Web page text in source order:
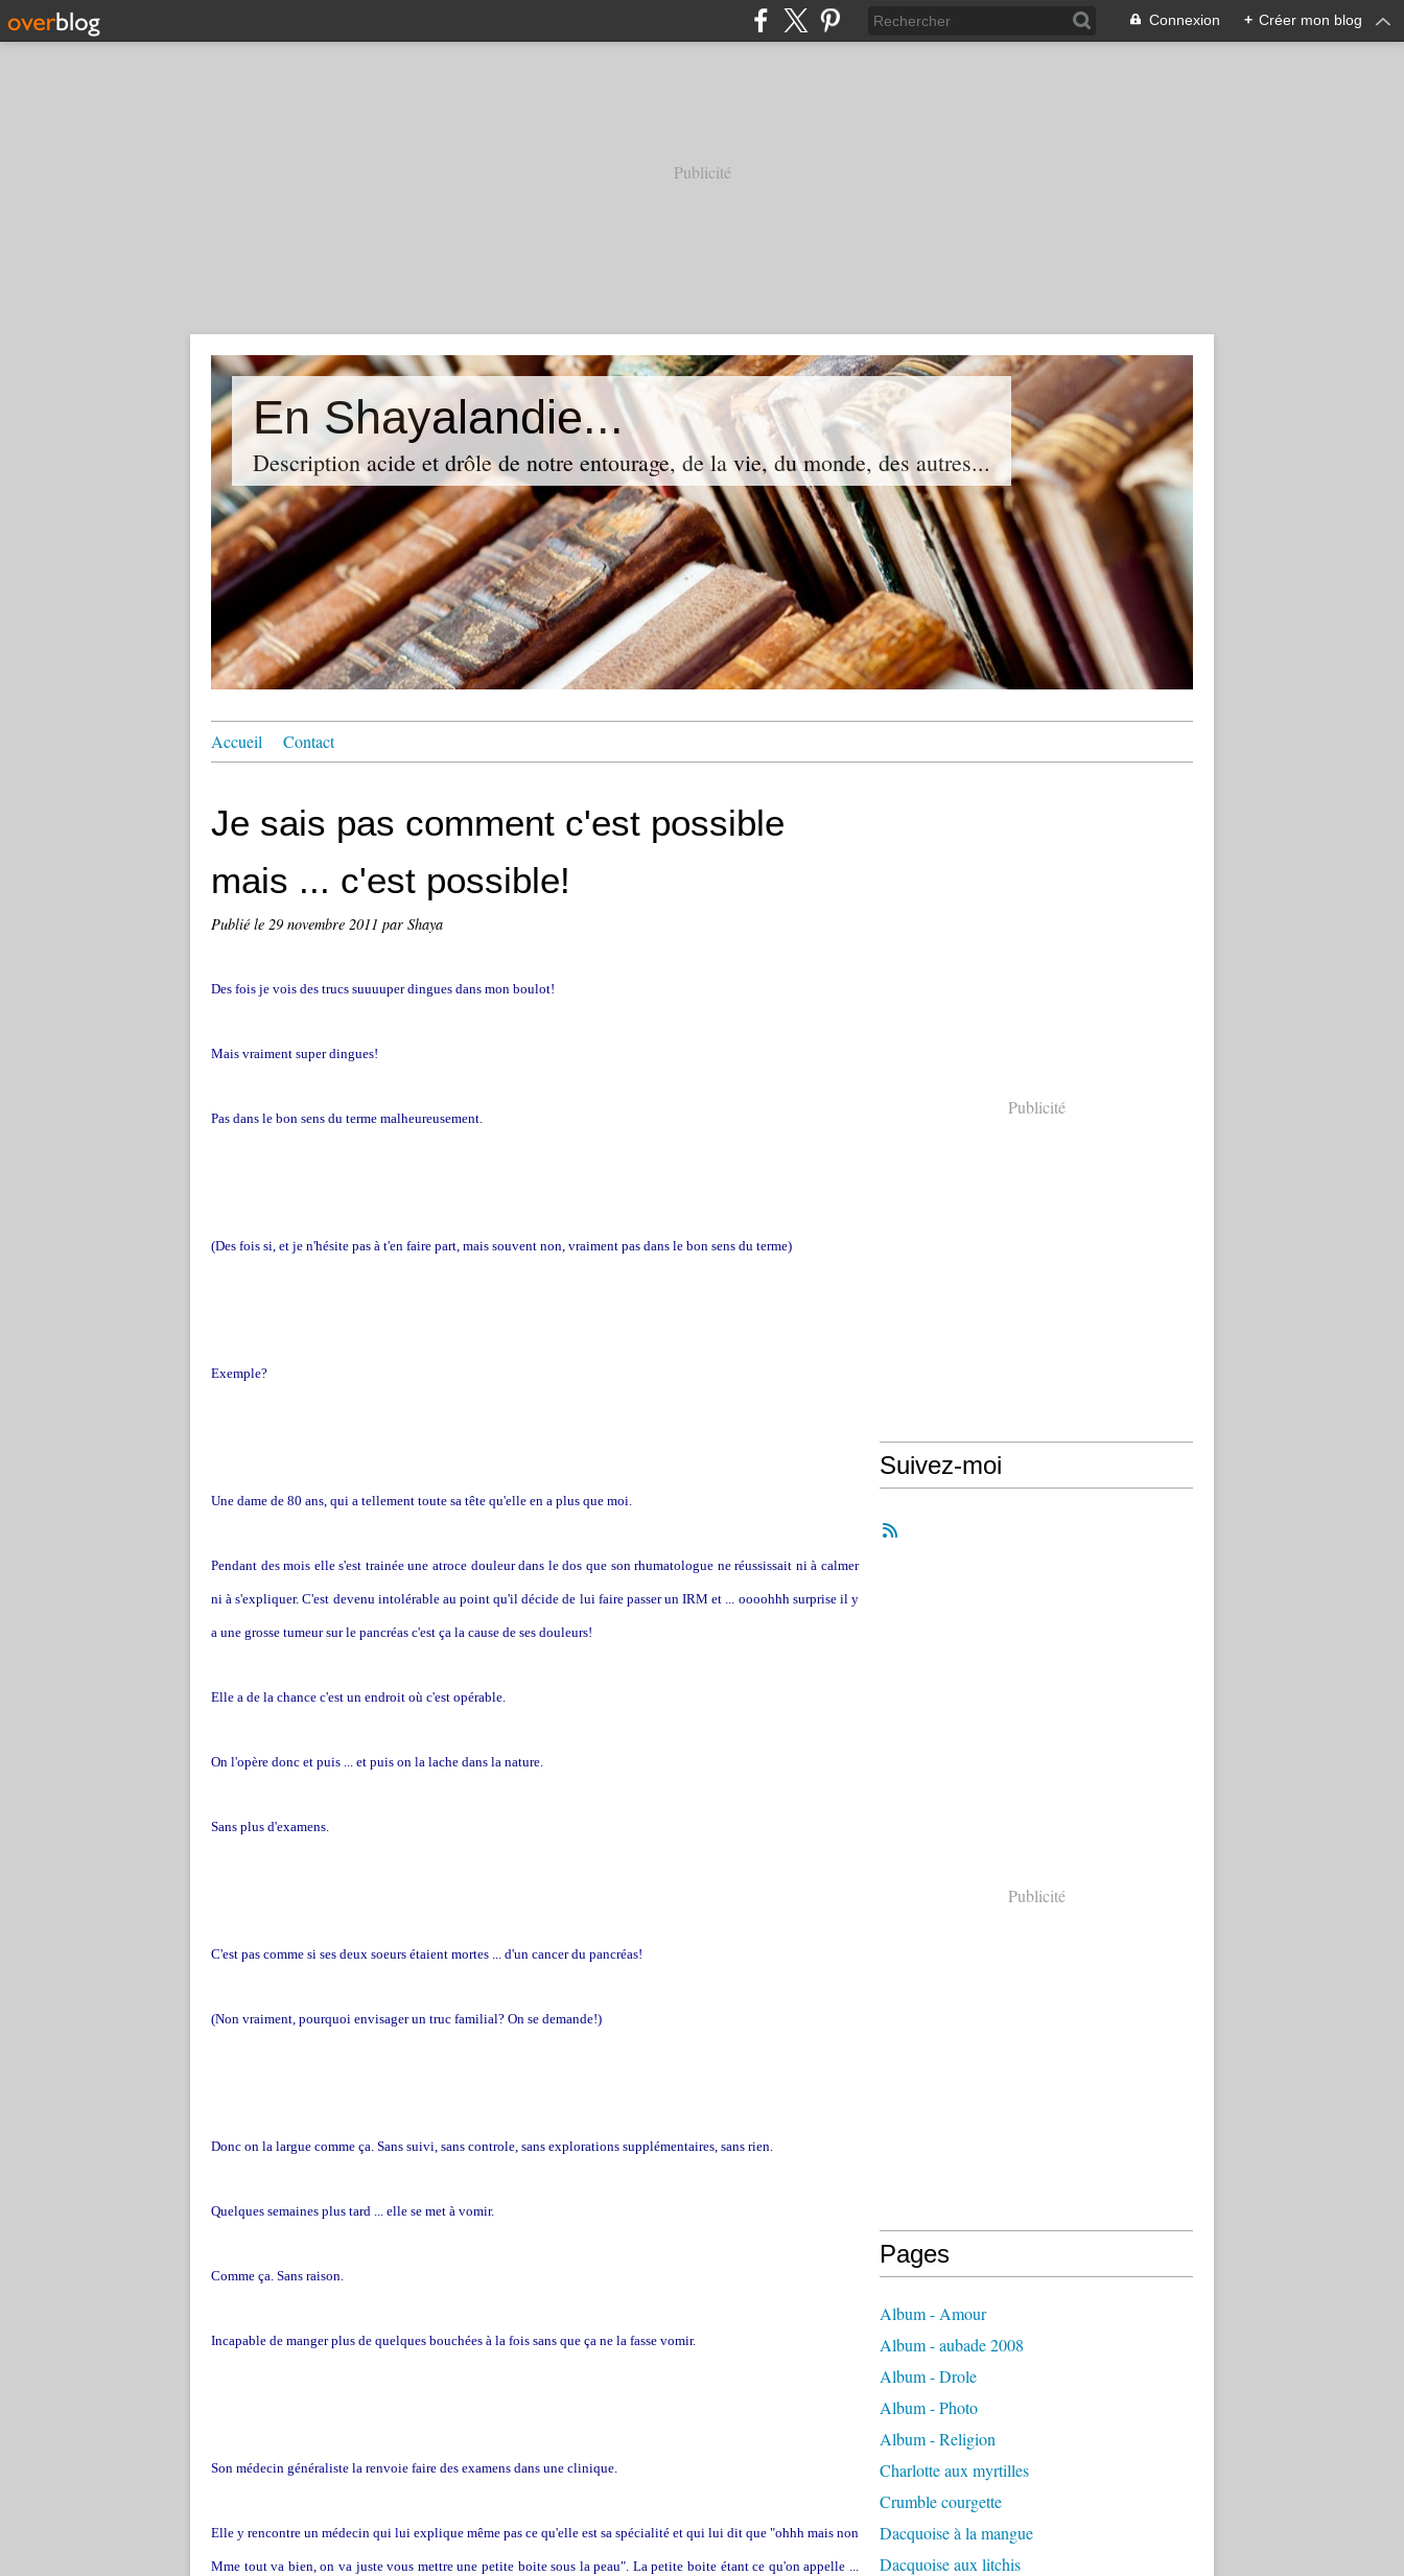
Connexion + Créer mon blog
Publicité
En Shayalandie...
Description acide et drôle de notre entourage, de la vie, du monde, des autres...
Accueil Contact
Je sais pas comment c'est possible
mais ... c'est possible!
Publié le 29 novembre 2011 par Shaya
Des fois je vois des trucs suuuuper dingues dans mon boulot!
Mais vraiment super dingues!
Pas dans le bon sens du terme malheureusement.
(Des fois si, et je n'hésite pas à t'en faire part, mais souvent non, vraiment pas dans le bon sens du terme)
Exemple?
Une dame de 80 ans, qui a tellement toute sa tête qu'elle en a plus que moi.
Pendant des mois elle s'est trainée une atroce douleur dans le dos que son rhumatologue ne réussissait ni à calmer
ni à s'expliquer. C'est devenu intolérable au point qu'il décide de lui faire passer un IRM et ... oooohhh surprise il y
a une grosse tumeur sur le pancréas c'est ça la cause de ses douleurs!
Elle a de la chance c'est un endroit où c'est opérable.
On l'opère donc et puis ... et puis on la lache dans la nature.
Sans plus d'examens.
C'est pas comme si ses deux soeurs étaient mortes ... d'un cancer du pancréas!
(Non vraiment, pourquoi envisager un truc familial? On se demande!)
Donc on la largue comme ça. Sans suivi, sans controle, sans explorations supplémentaires, sans rien.
Quelques semaines plus tard ... elle se met à vomir.
Comme ça. Sans raison.
Incapable de manger plus de quelques bouchées à la fois sans que ça ne la fasse vomir.
Son médecin généraliste la renvoie faire des examens dans une clinique.
Elle y rencontre un médecin qui lui explique même pas ce qu'elle est sa spécialité et qui lui dit que "ohhh mais non
Mme tout va bien, on va juste vous mettre une petite boite sous la peau". La petite boite étant ce qu'on appelle ...
Publicité
Suivez-moi
Publicité
Pages
Album - Amour
Album - aubade 2008
Album - Drole
Album - Photo
Album - Religion
Charlotte aux myrtilles
Crumble courgette
Dacquoise à la mangue
Dacquoise aux litchis